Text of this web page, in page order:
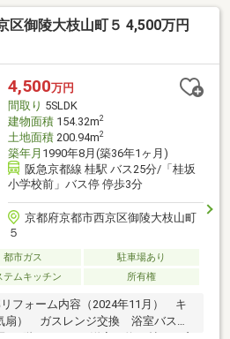
ポイント◇◆・積水ハウス施工の注
あり、広々とした空間でお過ごし
グには庭に面した南向きの窓があ
屋としても利用可能です。・各居室
。
区御陵大枝山町５ 4,500万円
4,500万円
間取り 5SLDK
建物面積154.32m2
土地面積200.94m2
築年月 1990年8月(築36年1ヶ月)
阪急京都線 桂駅 バス25分/「桂坂
小学校前」バス停 停歩3分
京都府京都市西京区御陵大枝山町
５
都市ガス
駐車場あり
テムキッチン 所有権
フォーム内容（2024年11月） キ
扇） ガスレンジ交換 浴室バスタ